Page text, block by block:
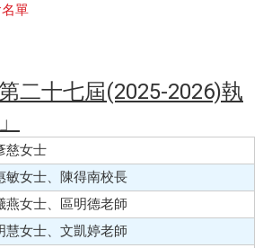
單
二十七屆(2025-2026)執
慈女士
敏女士、陳得南校長
燕女士、區明德老師
慧女士、文凱婷老師